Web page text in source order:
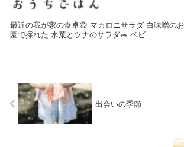
最近の我が家の食卓😋 マカロニサラダ 白味噌の
園で採れた 水菜とツナのサラダ🥗 ベビ...
出会いの季節